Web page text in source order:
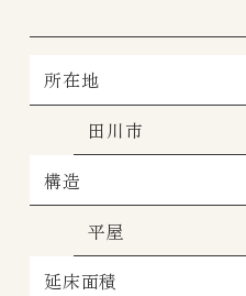
所在地
田川市
構造
平屋
延床面積